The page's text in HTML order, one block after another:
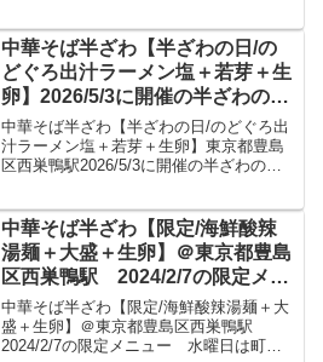
きました。
に美味しいざる中華をいただきました。
支那そばや/東京ラーメ...
中華そば半ざわ【半ざわの日/の
どぐろ出汁ラーメン塩＋若芽＋生
卵】2026/5/3に開催の半ざわの日
限定ラーメン情報
中華そば半ざわ【半ざわの日/のどぐろ出
汁ラーメン塩＋若芽＋生卵】東京都豊島
区西巣鴨駅2026/5/3に開催の半ざわの日
たね。東京都豊島区西巣鴨駅。板橋区や
北区な...
中華そば半ざわ【限定/海鮮酸辣
湯麺＋大盛＋生卵】＠東京都豊島
区西巣鴨駅 2024/2/7の限定メニ
ュー 水曜日は町中華系限定の多
い半ざわさんのこの日の限定は海
鮮×酸辣湯。酸味辛味が程よく感
中華そば半ざわ【限定/海鮮酸辣湯麺＋大
盛＋生卵】＠東京都豊島区西巣鴨駅
2024/2/7の限定メニュー 水曜日は町中